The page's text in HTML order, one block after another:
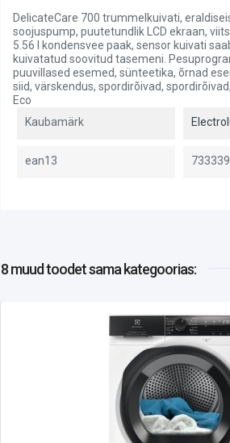
DelicateCare 700 trummelkuivati,
soojuspump, puutetundlik LCD ekraan,
5.56 l kondensvee paak, sensor kuivati
kuivatatud soovitud tasemeni.
puuvillased esemed, sünteetika, õrnad
siid, värskendus, spordirõivad,
Eco
Kaubamärk
ean13
8 muud toodetsama kategoorias: